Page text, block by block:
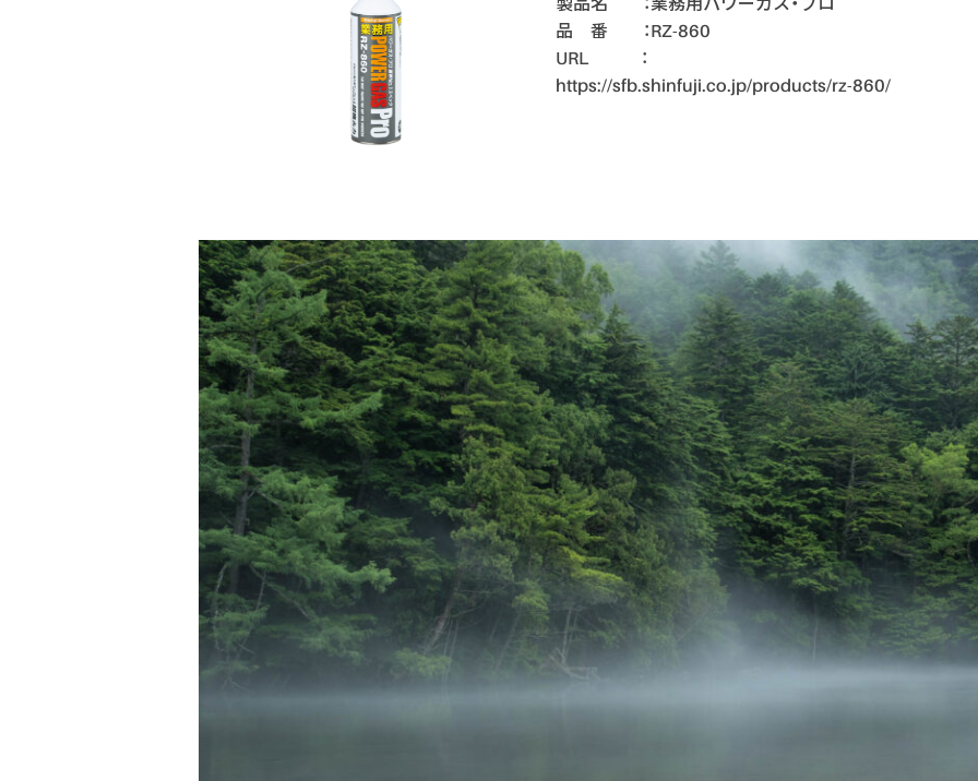
品 番 ：RZ-860
URL ：
https://sfb.shinfuji.co.jp/products/rz-860/